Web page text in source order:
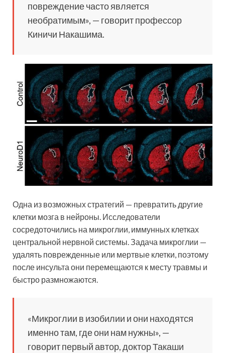
повреждение часто является
необратимым», — говорит профессор
Киничи Накашима.
Одна из возможных стратегий — превратить другие
клетки мозга в нейроны. Исследователи
сосредоточились на микроглии, иммунных клетках
центральной нервной системы. Задача микроглии —
удалять поврежденные или мертвые клетки, поэтому
после инсульта они перемещаются к месту травмы и
быстро размножаются.
«Микроглии в изобилии и они находятся
именно там, где они нам нужны», —
говорит первый автор, доктор Такаши